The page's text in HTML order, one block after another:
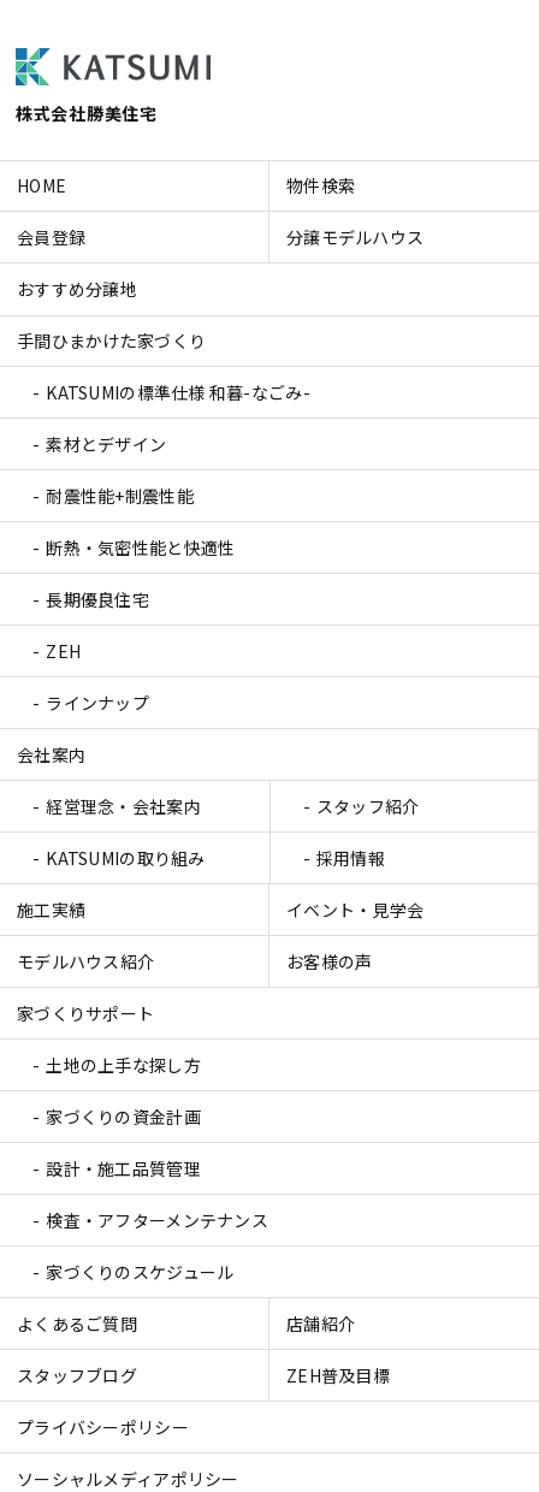
株式会社勝美住宅
HOME 物件検索
会員登録 分譲モデルハウス
おすすめ分譲地
手間ひまかけた家づくり
KATSUMIの標準仕様 和暮-なごみ-
素材とデザイン
耐震性能+制震性能
断熱・気密性能と快適性
長期優良住宅
ZEH
ラインナップ
会社案内
経営理念・会社案内 スタッフ紹介
KATSUMIの取り組み 採用情報
施工実績 イベント・見学会
モデルハウス紹介 お客様の声
家づくりサポート
土地の上手な探し方
家づくりの資金計画
設計・施工品質管理
検査・アフターメンテナンス
家づくりのスケジュール
よくあるご質問 店舗紹介
スタッフブログ ZEH普及目標
プライバシーポリシー
ソーシャルメディアポリシー